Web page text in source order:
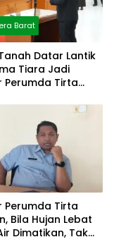
Barat
Datar Lantik
Tiara Jadi
Perumda Tirta
Perumda Tirta
Bila Hujan Lebat
Dimatikan, Tak